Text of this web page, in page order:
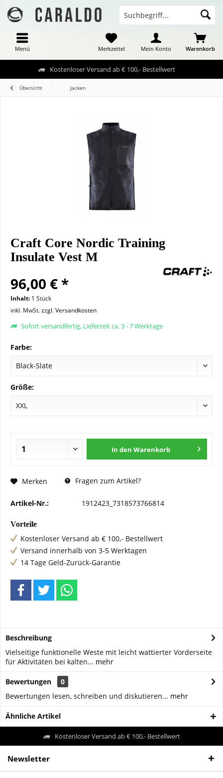
Kostenloser Versand ab € 100,- Bestellwert
Menü Warenkorb
Merkzettel Mein Konto
Übersicht Jacken
Craft Core Nordic Training
Insulate Vest M
96,00 € *
Inhalt: 1 Stück
inkl. MwSt.zzgl. Versandkosten
Sofort versandfertig, Lieferzeit ca. 3 - 7 Werktage
Farbe:
Größe:
In den Warenkorb
Merken Fragen zum Artikel?
Artikel-Nr.: 1912423_7318573766814
Vorteile
Kostenloser Versand ab € 100,- Bestellwert
Versand innerhalb von 3-5 Werktagen
14 Tage Geld-Zurück-Garantie
Beschreibung
Vielseitige funktionelle Weste mit leicht wattierter Vorderseite
für Aktivitäten bei kalten... mehr
Bewertungen
0
Bewertungen lesen, schreiben und diskutieren... mehr
Ähnliche Artikel
Kostenloser Versand ab € 100,- Bestellwert
Newsletter